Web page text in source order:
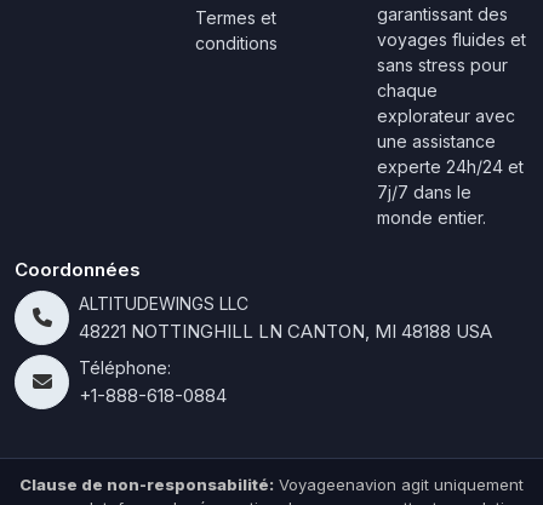
Termes et
conditions
garantissant des
voyages fluides et
sans stress pour
chaque
explorateur avec
une assistance
experte 24h/24 et
7j/7 dans le
monde entier.
Coordonnées
ALTITUDEWINGS LLC
48221 NOTTINGHILL LN CANTON, MI 48188 USA
Téléphone:
+1-888-618-0884
Clause de non-responsabilité: Voyageenavion agit uniquement